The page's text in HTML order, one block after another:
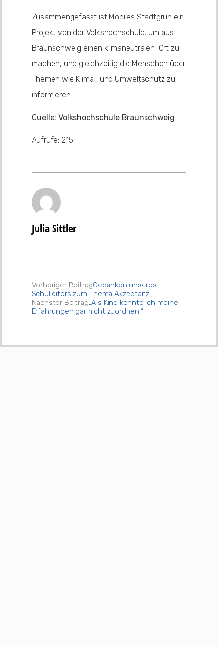
Zusammengefasst ist Mobiles Stadtgrün ein
Projekt von der Volkshochschule, um aus
Braunschweig einen klimaneutralen Ort zu
machen, und gleichzeitig die Menschen über
Themen wie Klima- und Umweltschutz zu
informieren.
Quelle: Volkshochschule Braunschweig
Aufrufe: 215
Julia Sittler
Vorheriger BeitragGedanken unseres
Schulleiters zum Thema Akzeptanz
Nächster Beitrag„Als Kind konnte ich meine
Erfahrungen gar nicht zuordnen!“